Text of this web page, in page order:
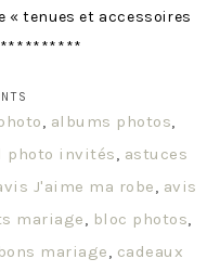
tenues et accessoires
**********
, albums photos,
photo invités, astuces
J'aime ma robe, avis
mariage, bloc photos,
mariage, cadeaux